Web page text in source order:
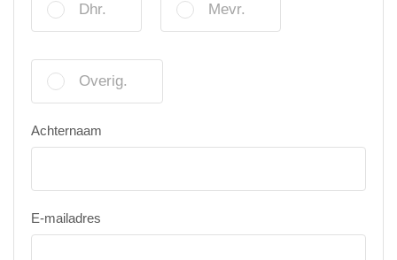
Dhr. Mevr.
Overig.
Achternaam
E-mailadres